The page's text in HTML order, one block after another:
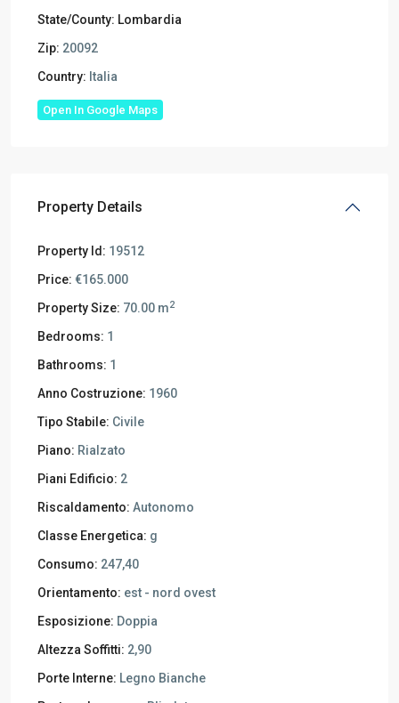
State/County: Lombardia
Zip: 20092
Country: Italia
Open In Google Maps
Property Details
Property Id: 19512
Price: €165.000
Property Size: 70.00 m2
Bedrooms: 1
Bathrooms: 1
Anno Costruzione: 1960
Tipo Stabile: Civile
Piano: Rialzato
Piani Edificio: 2
Riscaldamento: Autonomo
Classe Energetica: g
Consumo: 247,40
Orientamento: est - nord ovest
Esposizione: Doppia
Altezza Soffitti: 2,90
Porte Interne: Legno Bianche